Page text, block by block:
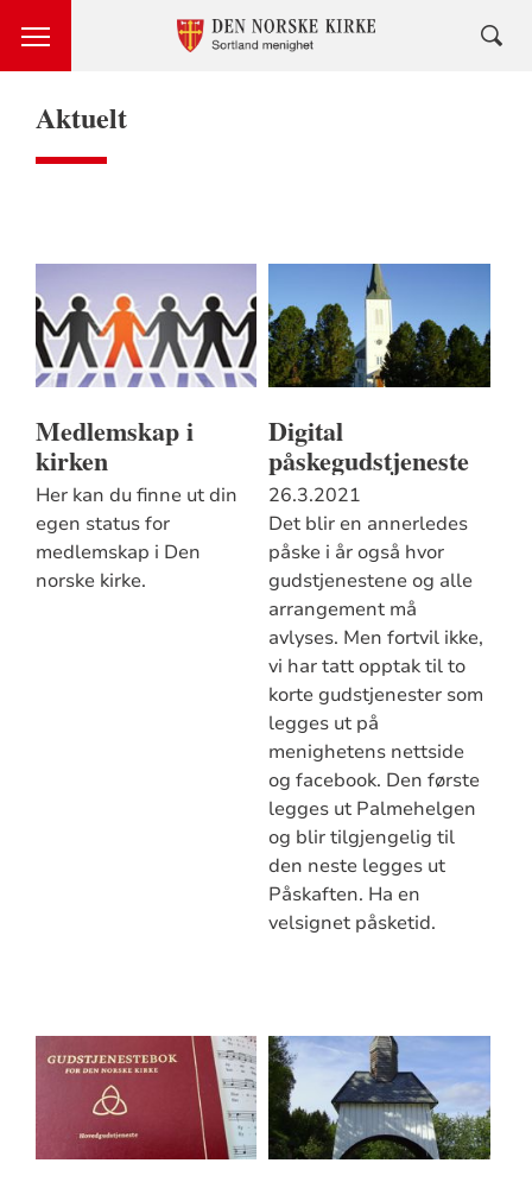
Aktuelt
Medlemskap i
kirken
Her kan du finne ut din
egen status for
medlemskap i Den
norske kirke.
Digital
påskegudstjeneste
26.3.2021
Det blir en annerledes
påske i år også hvor
gudstjenestene og alle
arrangement må
avlyses. Men fortvil ikke,
vi har tatt opptak til to
korte gudstjenester som
legges ut på
menighetens nettside
og facebook. Den første
legges ut Palmehelgen
og blir tilgjengelig til
den neste legges ut
Påskaften. Ha en
velsignet påsketid.